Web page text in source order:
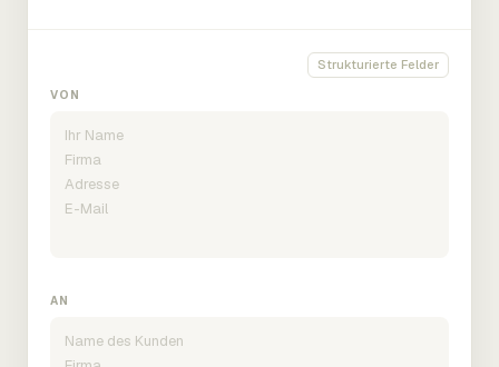
Strukturierte Felder
VON
AN